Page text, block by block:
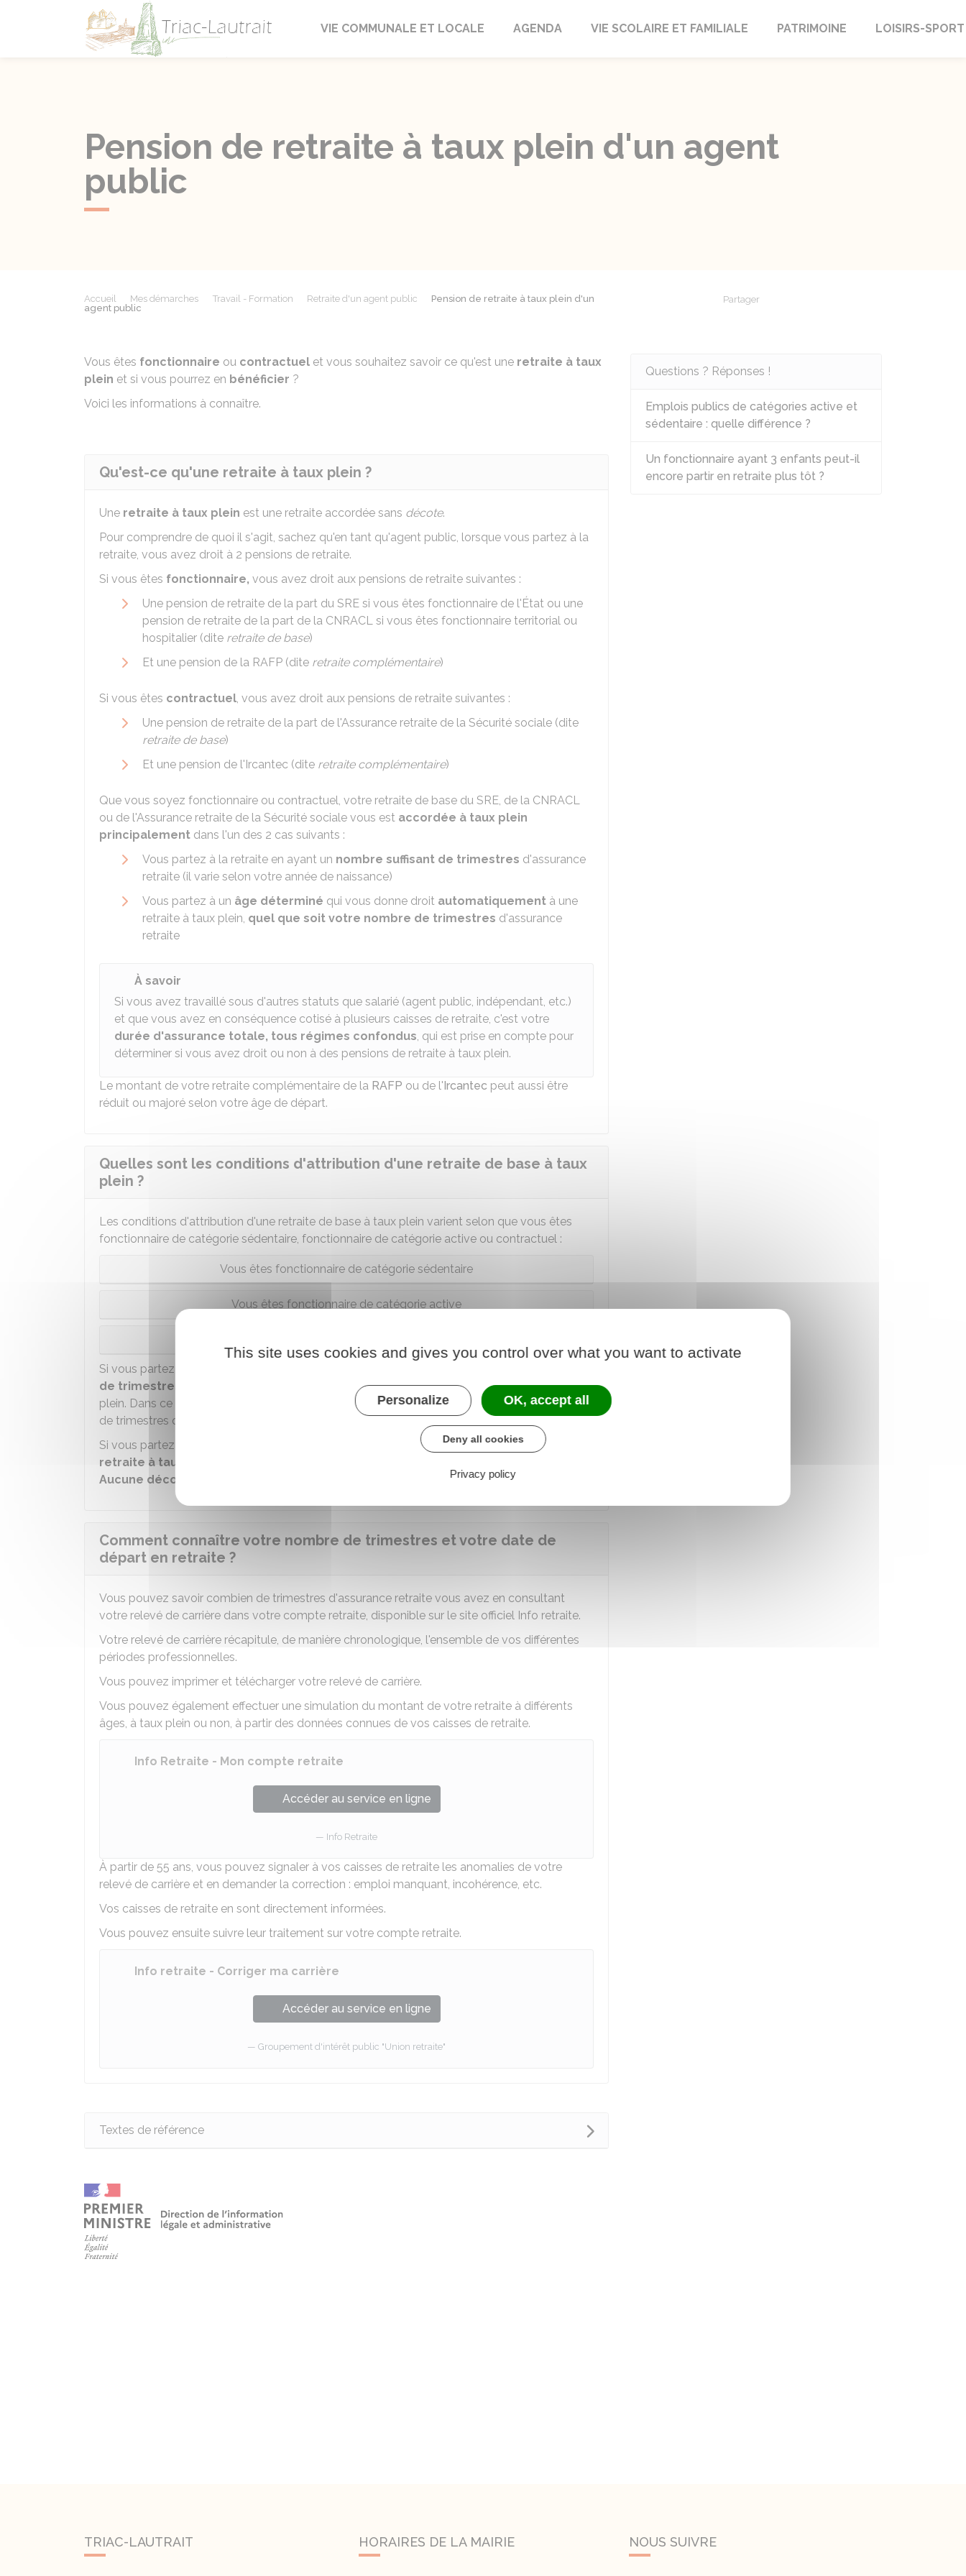
Triac-Lautrait
VIE COMMUNALE ET LOCALE AGENDA VIE SCOLAIRE ET FAMILIALE PATRIMOINE LOISIRS-SPORT
Pension de retraite à taux plein d'un agent
public
Accueil Mes démarches Travail - Formation Retraite d'un agent public
Pension de retraite à taux plein d'un
agent public
Partager
Vous êtes fonctionnaire ou contractuel et vous souhaitez savoir ce qu'est une retraite à taux
plein et si vous pourrez en bénéficier ?
Voici les informations à connaître.
Qu'est-ce qu'une retraite à taux plein ?
Une retraite à taux plein est une retraite accordée sans décote.
Pour comprendre de quoi il s'agit, sachez qu'en tant qu'agent public, lorsque vous partez à la
retraite, vous avez droit à 2 pensions de retraite.
Si vous êtes fonctionnaire, vous avez droit aux pensions de retraite suivantes :
Une pension de retraite de la part du SRE si vous êtes fonctionnaire de l'État ou une
pension de retraite de la part de la CNRACL si vous êtes fonctionnaire territorial ou
hospitalier (dite retraite de base)
Et une pension de la RAFP (dite retraite complémentaire)
Si vous êtes contractuel, vous avez droit aux pensions de retraite suivantes :
Une pension de retraite de la part de l'Assurance retraite de la Sécurité sociale (dite
retraite de base)
Et une pension de l'Ircantec (dite retraite complémentaire)
Que vous soyez fonctionnaire ou contractuel, votre retraite de base du SRE, de la CNRACL
ou de l'Assurance retraite de la Sécurité sociale vous est accordée à taux plein
principalement dans l'un des 2 cas suivants :
Vous partez à la retraite en ayant un nombre suffisant de trimestres d'assurance
retraite (il varie selon votre année de naissance)
Vous partez à un âge déterminé qui vous donne droit automatiquement à une
retraite à taux plein, quel que soit votre nombre de trimestres d'assurance
retraite
À savoir
Si vous avez travaillé sous d'autres statuts que salarié (agent public, indépendant, etc.)
et que vous avez en conséquence cotisé à plusieurs caisses de retraite, c'est votre
durée d'assurance totale, tous régimes confondus, qui est prise en compte pour
déterminer si vous avez droit ou non à des pensions de retraite à taux plein.
Le montant de votre retraite complémentaire de la RAFP ou de l'Ircantec peut aussi être
réduit ou majoré selon votre âge de départ.
Quelles sont les conditions d'attribution d'une retraite de base à taux
plein ?
Les conditions d'attribution d'une retraite de base à taux plein varient selon que vous êtes
fonctionnaire de catégorie sédentaire, fonctionnaire de catégorie active ou contractuel :
Vous êtes fonctionnaire de catégorie sédentaire
Vous êtes fonctionnaire de catégorie active
Si vous partez à la retraite
de trimestres d'assurance retraite exigé
, vous n'avezpasdroit à une retraite à taux
plein. Dans ce cas, le montant de votre pension de retraite estréduit
en fonction du nombre
de trimestres qui vous manquent. Cette réduction est ladécote.
Si vous partez à la retraite
à l'âge du taux plein automatique , vous avezdroit à une
retraite à taux plein
Aucune décote
Comment connaître votre nombre de trimestres et votre date de
départ en retraite ?
Vous pouvez savoir combien de trimestres d'assurance retraite vous avez en consultant
votre relevé de carrière dans votre compte retraite, disponible sur le site officiel Info retraite.
Votre relevé de carrière récapitule, de manière chronologique, l'ensemble de vos différentes
périodes professionnelles.
Vous pouvez imprimer et télécharger votre relevé de carrière.
Vous pouvez également effectuer une simulation du montant de votre retraite à différents
âges, à taux plein ou non, à partir des données connues de vos caisses de retraite.
Info Retraite - Mon compte retraite
Accéder au service en ligne
Info Retraite
À partir de 55 ans, vous pouvez signaler à vos caisses de retraite les anomalies de votre
relevé de carrière et en demander la correction : emploi manquant, incohérence, etc.
Vos caisses de retraite en sont directement informées.
Vous pouvez ensuite suivre leur traitement sur votre compte retraite.
Info retraite - Corriger ma carrière
Accéder au service en ligne
Groupement d'intérêt public "Union retraite"
Textes de référence
Questions ? Réponses !
Emplois publics de catégories active et
sédentaire : quelle différence ?
Un fonctionnaire ayant 3 enfants peut-il
encore partir en retraite plus tôt ?
TRIAC-LAUTRAIT HORAIRES DE LA MAIRIE NOUS SUIVRE
This site uses cookies and gives you control over what you want to activate
Personalize OK, accept all
Deny all cookies
Privacy policy